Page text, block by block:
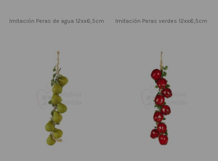
Imitación Peras de agua 12xx6,5cm Imitación Peras verdes 12xx6,5cm